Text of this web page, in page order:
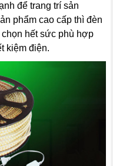
để trang trí sản
phẩm cao cấp thì đèn
hết sức phù hợp
kiệm điện.